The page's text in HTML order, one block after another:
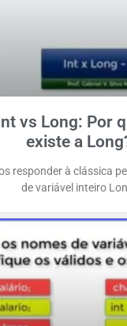
vs Long: Por
existe a
responder à clássica
de variável inteiro